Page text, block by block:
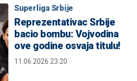
Superliga Srbije
Reprezentativac Srbije
bacio bombu: Vojvodina
ove godine osvaja titulu!
11.06.2026 23:20